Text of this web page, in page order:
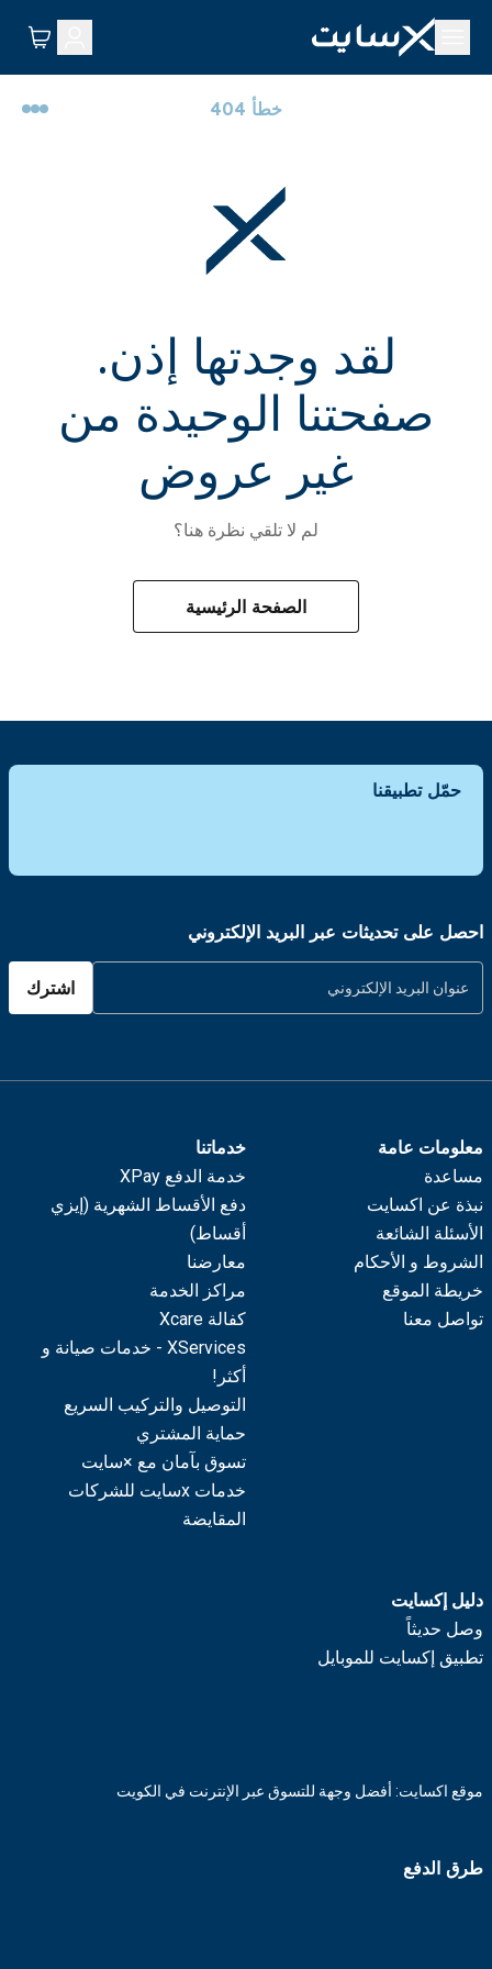
خطأ 404
لقد وجدتها إذن.
صفحتنا الوحيدة من
غير عروض
لم لا تلقي نظرة هنا؟
الصفحة الرئيسية
حمّل تطبيقنا
احصل على تحديثات عبر البريد الإلكتروني
اشترك
معلومات عامة
مساعدة
نبذة عن اكسايت
الأسئلة الشائعة
الشروط و الأحكام
خريطة الموقع
تواصل معنا
خدماتنا
خدمة الدفع XPay
دفع الأقساط الشهرية (إيزي
أقساط)
معارضنا
مراكز الخدمة
كفالة Xcare
XServices - خدمات صيانة و
أكثر!
التوصيل والتركيب السريع
حماية المشتري
تسوق بآمان مع ×سايت
خدمات xسايت للشركات
المقايضة
دليل إكسايت
وصل حديثاً
تطبيق إكسايت للموبايل
موقع اكسايت: أفضل وجهة للتسوق عبر الإنترنت في الكويت
طرق الدفع